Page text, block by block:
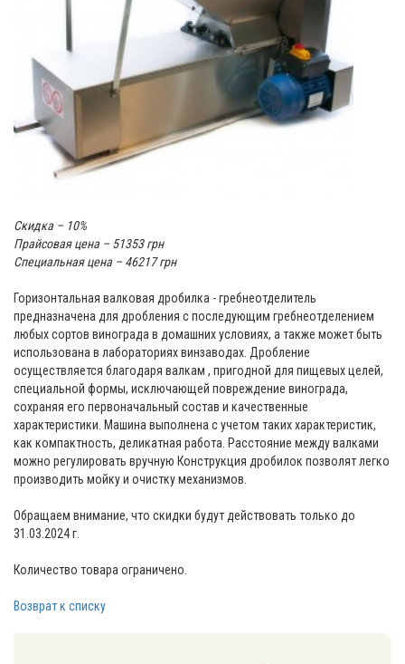
Скидка – 10%
Прайсовая цена – 51353 грн
Специальная цена – 46217 грн
Горизонтальная валковая дробилка - гребнеотделитель
предназначена для дробления с последующим гребнеотделением
любых сортов винограда в домашних условиях, а также может быть
использована в лабораториях винзаводах. Дробление
осуществляется благодаря валкам , пригодной для пищевых целей,
специальной формы, исключающей повреждение винограда,
сохраняя его первоначальный состав и качественные
характеристики. Машина выполнена с учетом таких характеристик,
как компактность, деликатная работа. Расстояние между валками
можно регулировать вручную Конструкция дробилок позволят легко
производить мойку и очистку механизмов.
Обращаем внимание, что скидки будут действовать только до
31.03.2024 г.
Количество товара ограничено.
Возврат к списку